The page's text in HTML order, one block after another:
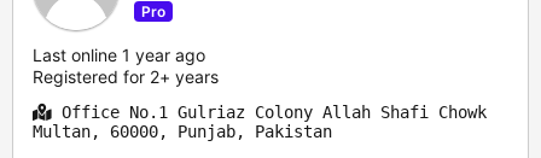
Pro
Last online 1 year ago
Registered for 2+ years
Office No.1 Gulriaz Colony Allah Shafi Chowk
Multan, 60000, Punjab, Pakistan